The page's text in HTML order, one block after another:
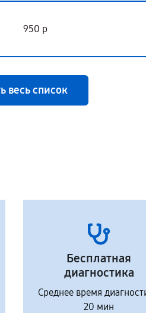
950 р
весь список
Бесплатная
диагностика
Среднее время
20 мин